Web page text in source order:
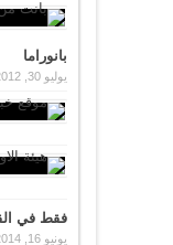
بانوراما
يوليو 30, 2012
فقط في
يونيو 16, 2014